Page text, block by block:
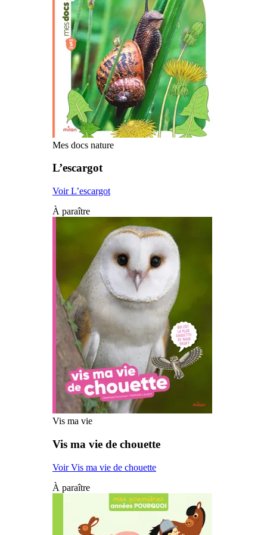
Mes docs nature
L’escargot
Voir L’escargot
À paraître
Vis ma vie
Vis ma vie de chouette
Voir Vis ma vie de chouette
À paraître